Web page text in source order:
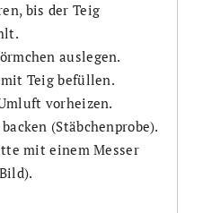
bis der Teig
auslegen.
Teig befüllen.
vorheizen.
(Stäbchenprobe).
mit einem Messer